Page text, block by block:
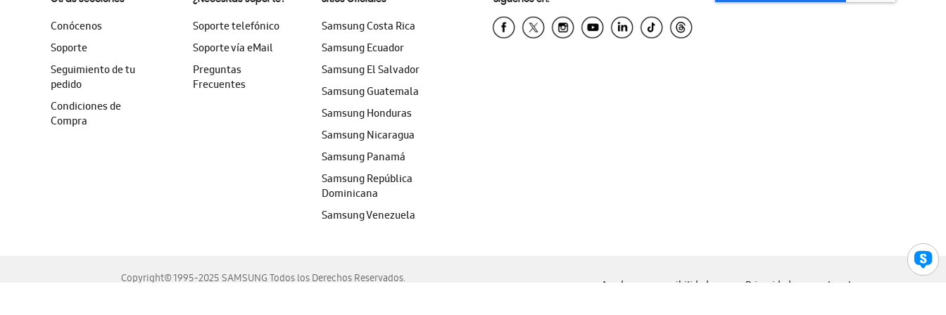
Conócenos
Soporte
Seguimiento de tu
pedido
Condiciones de
Compra
Soporte telefónico
Soporte vía eMail
Preguntas
Frecuentes
Samsung Costa Rica
Samsung Ecuador
Samsung El Salvador
Samsung Guatemala
Samsung Honduras
Samsung Nicaragua
Samsung Panamá
Samsung República
Dominicana
Samsung Venezuela
Copyright© 1995-2025 SAMSUNG Todos los Derechos Reservados.
Ayuda para accesibilidad Privacidad Legal